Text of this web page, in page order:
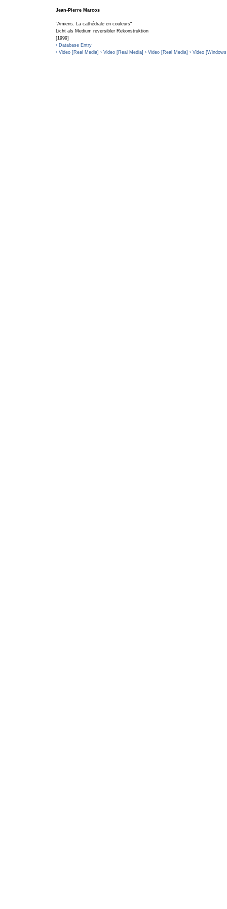
Jean-Pierre Marcos
"Amiens. La cathédrale en couleurs"
Licht als Medium reversibler Rekonstruktion
[1999]
› Database Entry
› Video [Real Media] › Video [Real Media] › Video [Real Media] › Video